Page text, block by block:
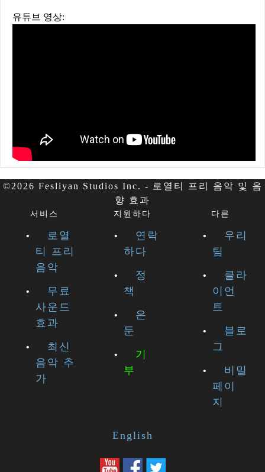
유튜브 영상:
©2026 Fesliyan Studios Inc. - 로열티 프리 음악 및 음
향 효과
서비스
로열
티 프리
음악
무료
사운드
효과
최신
음악 추
가
지원하다
연락
하다
정
책
은
둔
기
부
다른
우리
팀
클라
이언
트
블로
그
비밀
페이
지
English